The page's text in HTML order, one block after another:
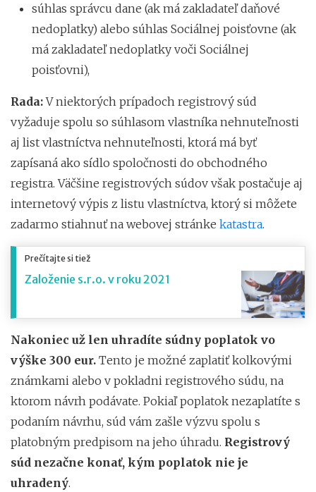
súhlas správcu dane (ak má zakladateľ daňové
nedoplatky) alebo súhlas Sociálnej poisťovne (ak
má zakladateľ nedoplatky voči Sociálnej
poisťovni),
Rada:V niektorých prípadoch registrový súd
vyžaduje spolu so súhlasom vlastníka nehnuteľnosti
aj list vlastníctva nehnuteľnosti, ktorá má byť
zapísaná ako sídlo spoločnosti do obchodného
registra. Väčšine registrových súdov však postačuje aj
internetový výpis z listu vlastníctva, ktorý si môžete
zadarmo stiahnuť na webovej stránke katastra.
Prečítajte si tiež
Založenie s.r.o. v roku 2021
Nakoniec už len uhradíte súdny poplatok vo
výške 300 eur. Tento je možné zaplatiť kolkovými
známkami alebo v pokladni registrového súdu, na
ktorom návrh podávate. Pokiaľ poplatok nezaplatíte s
podaním návrhu, súd vám zašle výzvu spolu s
platobným predpisom na jeho úhradu. Registrový
súd nezačne konať, kým poplatok nie je
uhradený.